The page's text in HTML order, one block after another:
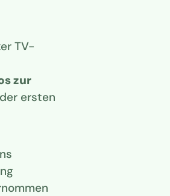
TV-
zur
ersten